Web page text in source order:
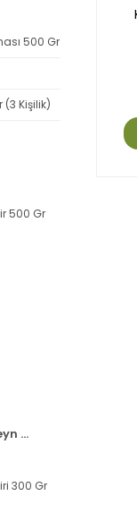
500 Gr
Kişilik)
...